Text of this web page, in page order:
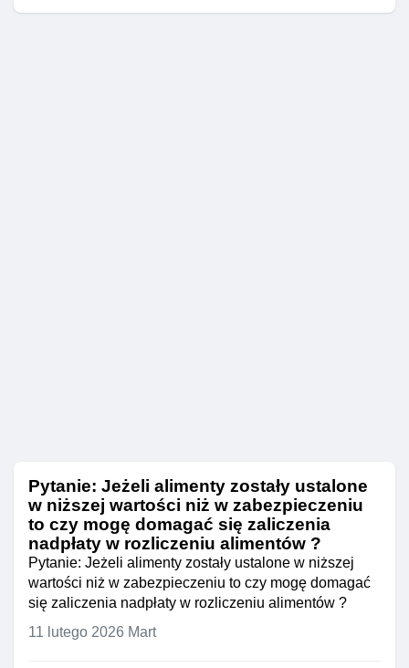
Pytanie: Jeżeli alimenty zostały ustalone
w niższej wartości niż w zabezpieczeniu
to czy mogę domagać się zaliczenia
nadpłaty w rozliczeniu alimentów ?
Pytanie: Jeżeli alimenty zostały ustalone w niższej
wartości niż w zabezpieczeniu to czy mogę domagać
się zaliczenia nadpłaty w rozliczeniu alimentów ?
11 lutego 2026 Mart